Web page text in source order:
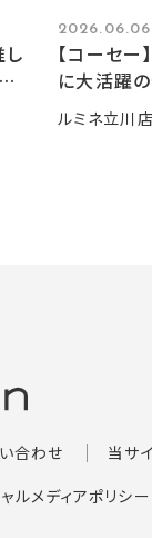
【コーセー
に大活躍
ルミネ立川店
合わせ
当サ
ルメディアポリシー